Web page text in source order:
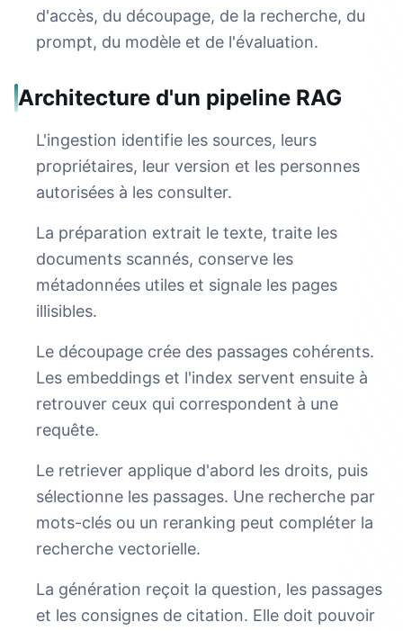
d'accès, du découpage, de la recherche, du
prompt, du modèle et de l'évaluation.
Architecture d'un pipeline RAG
L'ingestion identifie les sources, leurs
propriétaires, leur version et les personnes
autorisées à les consulter.
La préparation extrait le texte, traite les
documents scannés, conserve les
métadonnées utiles et signale les pages
illisibles.
Le découpage crée des passages cohérents.
Les embeddings et l'index servent ensuite à
retrouver ceux qui correspondent à une
requête.
Le retriever applique d'abord les droits, puis
sélectionne les passages. Une recherche par
mots-clés ou un reranking peut compléter la
recherche vectorielle.
La génération reçoit la question, les passages
et les consignes de citation. Elle doit pouvoir